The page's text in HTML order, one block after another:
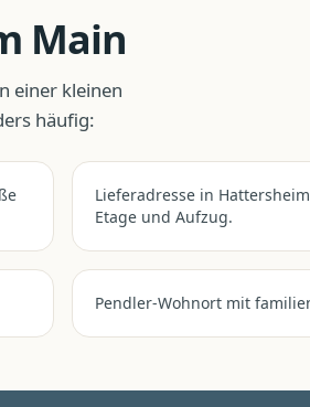
Main
einer kleinen
häufig:
Lieferadresse in
Etage und Aufzug.
Pendler-Wohnort mit